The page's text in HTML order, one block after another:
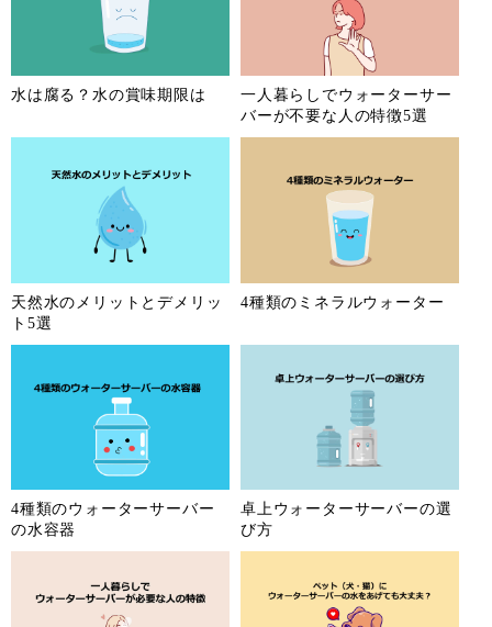
水は腐る？水の賞味期限は
一人暮らしでウォーターサー
バーが不要な人の特徴5選
天然水のメリットとデメリッ
ト5選
4種類のミネラルウォーター
4種類のウォーターサーバー
の水容器
卓上ウォーターサーバーの選
び方